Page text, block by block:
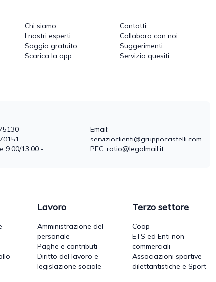
Chi siamo
I nostri esperti
Saggio gratuito
Scarica la app
Contatti
Collabora con noi
Suggerimenti
Servizio quesiti
9:00/13:00 -
Email:
servizioclienti@gruppocastelli.com
PEC: ratio@legalmail.it
Lavoro
Amministrazione del
personale
Paghe e contributi
Diritto del lavoro e
legislazione sociale
Terzo settore
Coop
ETS ed Enti non
commerciali
Associazioni sportive
dilettantistiche e Sport